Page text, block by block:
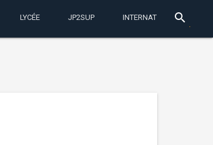
LYCÉE JP2SUP INTERNAT search